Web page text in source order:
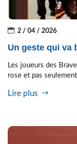
2 / 04 / 2026
Un geste qui va
Les joueurs des
rose et pas
Lire plus